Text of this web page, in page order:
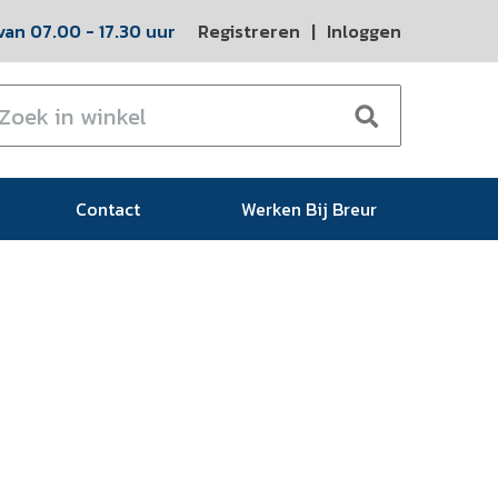
07.00 - 17.30 uur Registreren | Inloggen
Contact Werken Bij Breur